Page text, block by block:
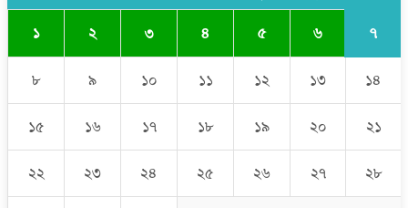
১ ২ ৩ ৪ ৫ ৬ ৭
৮ ৯ ১০ ১১ ১২ ১৩ ১৪
১৫ ১৬ ১৭ ১৮ ১৯ ২০ ২১
২২ ২৩ ২৪ ২৫ ২৬ ২৭ ২৮